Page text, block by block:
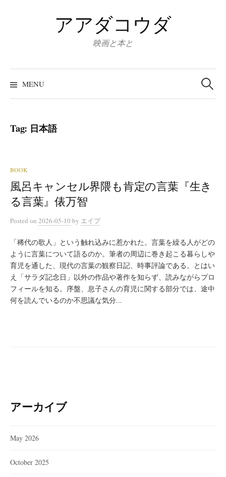
アアダコウダ
映画と本と
MENU
Search
for:
Tag: 日本語
BOOK
風呂キャンセル界隈も肯定の言葉『生き
る言葉』俵万智
Posted on 2026-05-10 by エイプ
「稀代の歌人」という触れ込みに惹かれた。言葉を繰る人がどの
ように言葉について語るのか。筆者の周辺に巻き起こる暮らしや
育児を通した、現代の言葉の観察日記、時事評論である。とはい
え「サラダ記念日」以外の作品や著作を知らず、読みながらプロ
フィールを知る。序盤、息子さんの育児に関する部分では、途中
何を読んでいるのか不思議な気分...
アーカイブ
May 2026
October 2025